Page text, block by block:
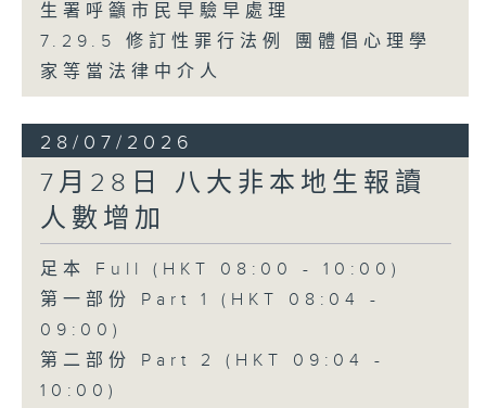
生署呼籲市民早驗早處理
7.29.5 修訂性罪行法例 團體倡心理學
家等當法律中介人
28/07/2026
7月28日 八大非本地生報讀
人數增加
足本 Full (HKT 08:00 - 10:00)
第一部份 Part 1 (HKT 08:04 -
09:00)
第二部份 Part 2 (HKT 09:04 -
10:00)